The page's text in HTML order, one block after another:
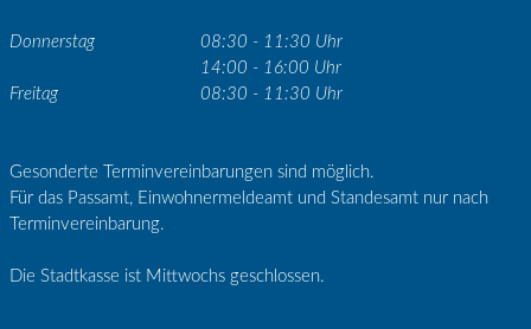
Donnerstag
08:30 - 11:30 Uhr
14:00 - 16:00 Uhr
Freitag
08:30 - 11:30 Uhr
Gesonderte Terminvereinbarungen sind möglich.
Für das Passamt, Einwohnermeldeamt und Standesamt nur nach
Terminvereinbarung.
Die Stadtkasse ist Mittwochs geschlossen.